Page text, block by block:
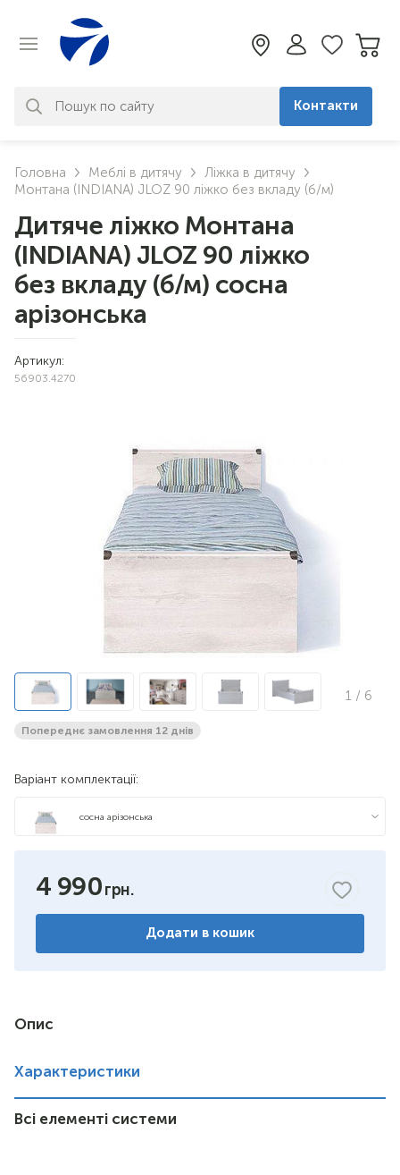
знайдено. Уточніть свій запит
Контакти
Головна Меблі в дитячу
Ліжка в дитячу
Монтана (INDIANA) JLOZ 90 ліжко без вкладу (б/м)
Дитяче ліжко Монтана
(INDIANA) JLOZ 90 ліжко
без вкладу (б/м) сосна
арізонська
Артикул:
56903.4270
1 / 6
Попереднє замовлення 12 днів
Варіант комплектації:
сосна арізонська
4 990
Додати в кошик
Опис
Характеристики
Всі елементі системи